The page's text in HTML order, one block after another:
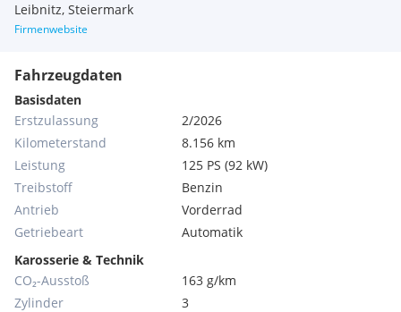
Leibnitz, Steiermark
Firmenwebsite
Fahrzeugdaten
Basisdaten
Erstzulassung
2/2026
Kilometerstand
8.156 km
Leistung
125 PS (92 kW)
Treibstoff
Benzin
Antrieb
Vorderrad
Getriebeart
Automatik
Karosserie & Technik
CO₂-Ausstoß
163 g/km
Zylinder
3